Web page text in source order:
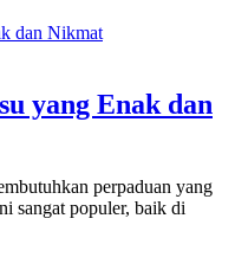
yang Enak dan
perpaduan yang
sangat populer, baik di